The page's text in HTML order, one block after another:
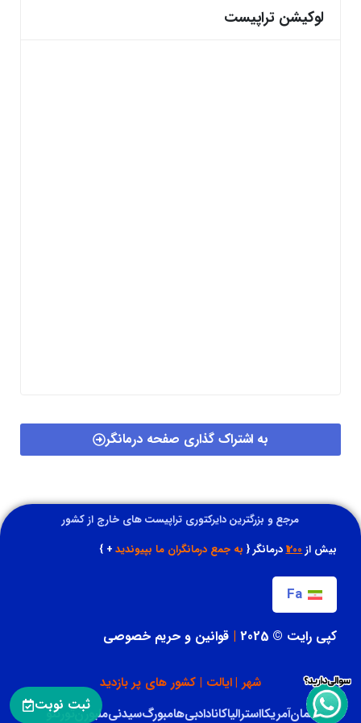
لوکیشن تراپیست
به اشتراک گذاری صفحه درمانگر
ثبت نوبت
مرجع و بزرگترین دایرکتوری تراپیست های خارج از کشور
بیش از1200درمانگر { به جمع درمانگران ما بپیوندید+ }
Fa
کپی رایت © 2025 | قوانین و حریم خصوصی
شهر | ایالت | کشور های پر بازدید
آلمانآمریکااسترالیاکانادادبیهامبورگسیدنیملبورنتورنتو